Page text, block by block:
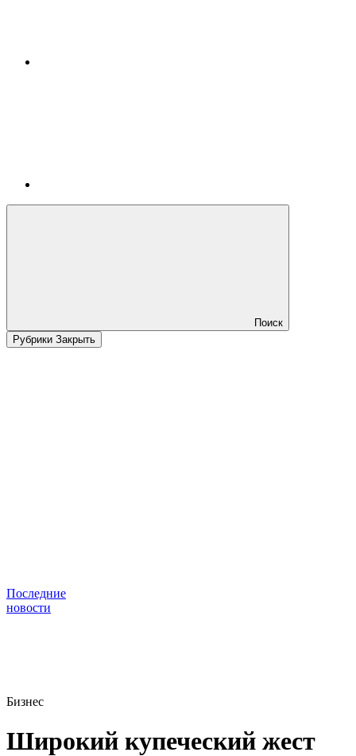
Поиск
Рубрики Закрыть
Последние
новости
Бизнес
Широкий купеческий жест